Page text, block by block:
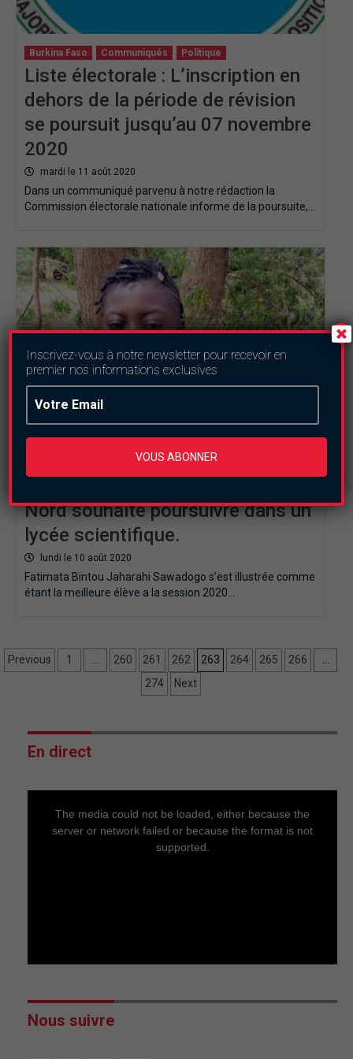
Burkina Faso Communiqués Politique
Liste électorale : L’inscription en
dehors de la période de révision
se poursuit jusqu’au 07 novembre
2020
mardi le 11 août 2020
Dans un communiqué parvenu à notre rédaction la
Commission électorale nationale informe de la poursuite,…
Education Jeunesse
Nord souhaite poursuivre dans un
lycée scientifique.
lundi le 10 août 2020
Fatimata Bintou Jaharahi Sawadogo s’est illustrée comme
étant la meilleure élève a la session 2020…
Previous 1 260 261 262 263 264 265 266
274
Next
En direct
The media could not be loaded, either because the
server or network failed or because the format is not
supported.
Nous suivre
Inscrivez-vous à notre newsletter pour recevoir en
premier nos informations exclusives
VOUS ABONNER